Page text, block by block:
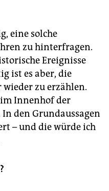
eine solche
zu hinterfragen.
Ereignisse
ist es aber, die
zu erzählen.
Innenhof der
den Grundaussagen
– und die würde ich